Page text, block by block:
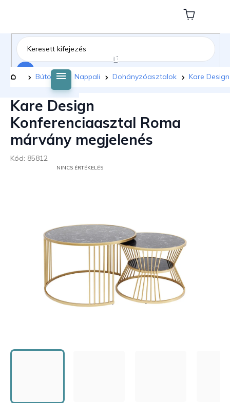
tartalomhoz
Kosár
Kezdőlap
Bútorok Nappali Dohányzóasztalok Kare
Kare Design
Konferenciaasztal Roma
márvány megjelenés
Kód: 85812
NINCS ÉRTÉKELÉS